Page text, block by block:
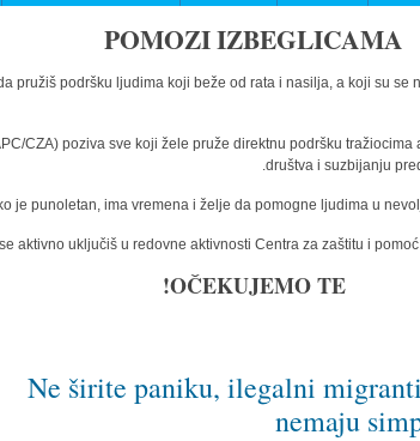
POMOZI IZBEGLICAMA
pružiš podršku ljudima koji beže od rata i nasilja, a koji su
CZA) poziva sve koji žele pruže direktnu podršku
društva i suzbijanju
je punoletan, ima vremena i želje da pomogne ljudima u
aktivno uključiš u redovne aktivnosti Centra za zaštitu i
OČEKUJEMO TE!
Ne širite paniku, ilegalni
nemaju